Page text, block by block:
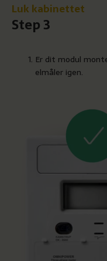
Luk kabinettet
Step 3
Er dit modul
elmåler igen.